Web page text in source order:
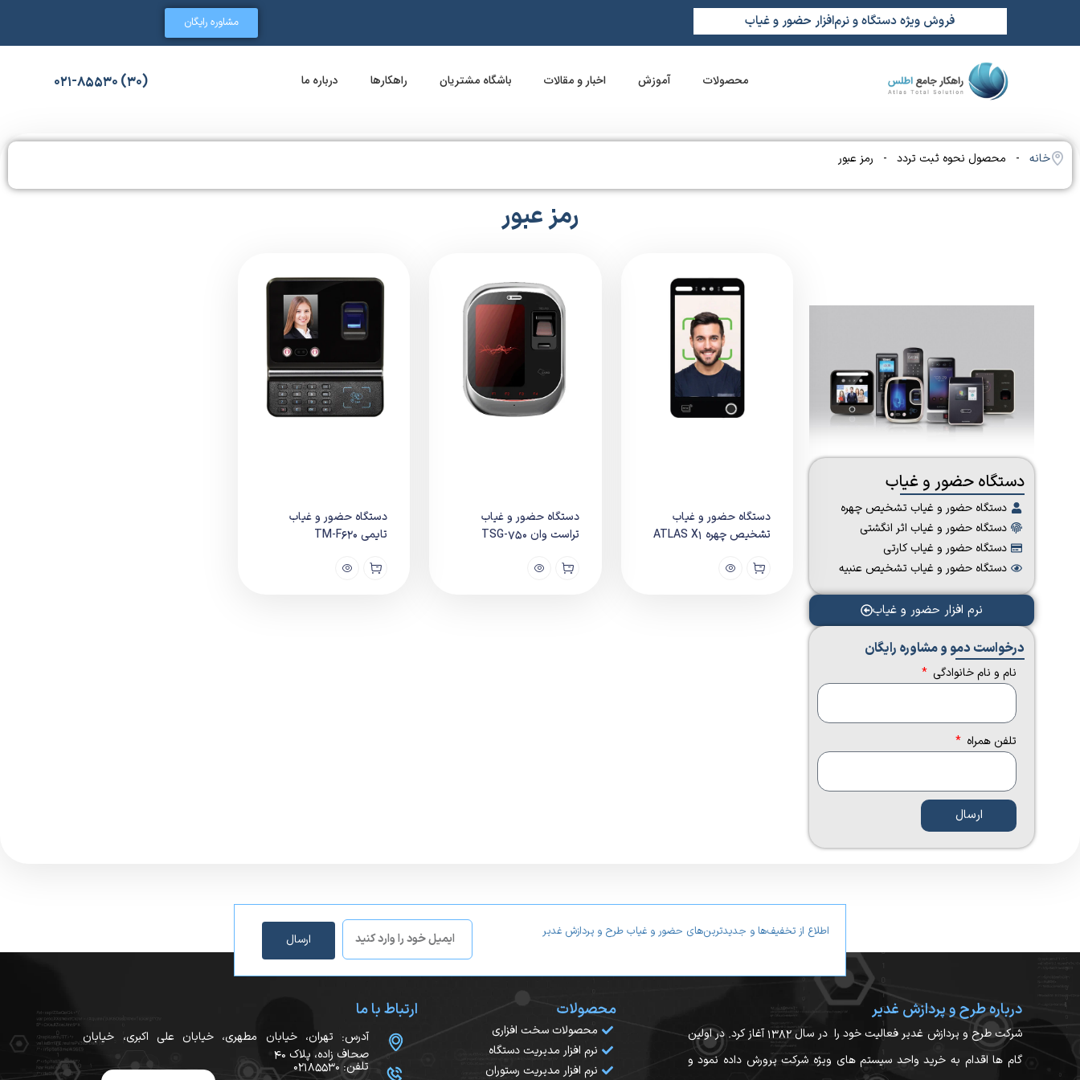
فروش ویژه دستگاه و نرم‌افزار حضور و غیاب مشاوره رایگان
محصولات آموزش اخبار و مقالات باشگاه مشتریان راهکارها درباره ما (30) 021-85530
خانه - محصول نحوه ثبت تردد - رمز عبور
رمز عبور
دستگاه حضور و غیاب
دستگاه حضور و غیاب تشخیص چهره
دستگاه حضور و غیاب اثر انگشتی
دستگاه حضور و غیاب کارتی
دستگاه حضور و غیاب تشخیص عنبیه
نرم افزار حضور و غیاب
درخواست دمو و مشاوره رایگان​
نام و نام خانوادگی
تلفن همراه
ارسال
دستگاه حضور و غیاب
تشخیص چهره ATLAS X1
دستگاه حضور و غیاب
تراست وان TSG-750
دستگاه حضور و غیاب
تایمی TM-F620
اطلاع از تخفیف‌ها و جدیدترین‌های حضور و غیاب طرح و پردازش غدیر
ارسال
درباره طرح و پردازش غدیر
شرکت طرح و پردازش غدیر فعالیت خود را در سال ۱۳۸۲ آغاز کرد. در اولین
گام ها اقدام به خرید واحد سیستم های ویژه شرکت پرورش داده نمود و
محصولات
محصولات سخت افزاری
نرم افزار مدیریت دستگاه
نرم افزار مدیریت رستوران
ارتباط با ما
آدرس: تهران، خیابان مطهری، خیابان علی اکبری، خیابان
صحاف زاده، پلاک ۴۰
تلفن: 02185530